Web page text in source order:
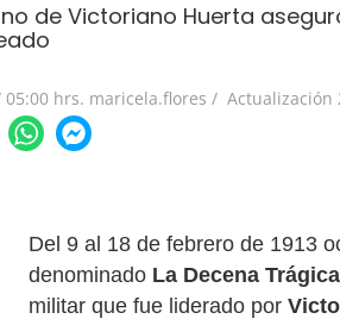
de Victoriano Huerta
05:00 hrs. maricela.flores / Actualización
Del 9 al 18 de febrero de 1913
denominado La Decena Trágica
militar que fue liderado por